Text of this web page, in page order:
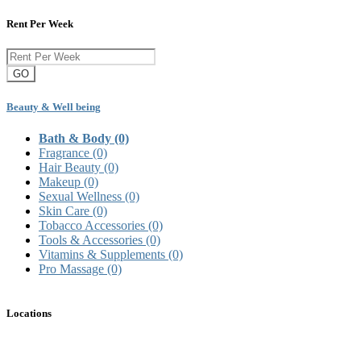
Rent Per Week
GO
Beauty & Well being
Bath & Body (0)
Fragrance (0)
Hair Beauty (0)
Makeup (0)
Sexual Wellness (0)
Skin Care (0)
Tobacco Accessories (0)
Tools & Accessories (0)
Vitamins & Supplements (0)
Pro Massage (0)
Locations